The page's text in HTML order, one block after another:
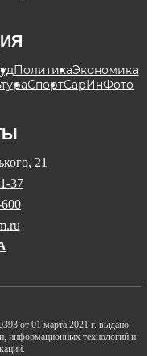
ПолитикаЭкономика
СпортСарИнФото
21
37
от 01 марта 2021 г. выдано
информационных технологий и